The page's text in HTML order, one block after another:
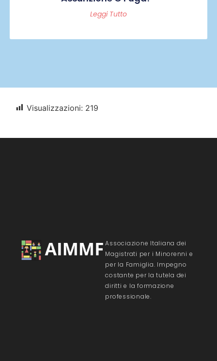
Leggi Tutto
Visualizzazioni: 219
Associazione Italiana dei
Magistrati per i Minorenni e
per la Famiglia. Impegno
costante per la tutela dei
diritti e la formazione
professionale.